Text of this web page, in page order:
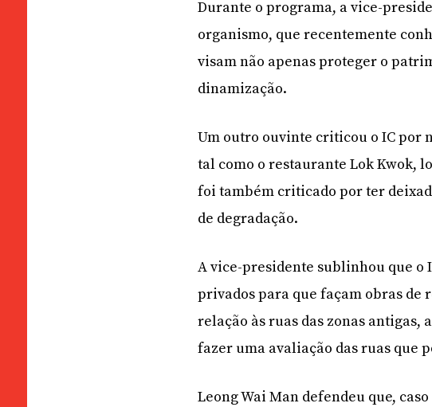
Durante o programa, a vice-
organismo, que recentemente
visam não apenas proteger o
dinamização.
Um outro ouvinte criticou o IC por
tal como o restaurante Lok Kwok,
foi também criticado por ter
de degradação.
A vice-presidente sublinhou que o
privados para que façam obras de
relação às ruas das zonas antigas,
fazer uma avaliação das ruas que
Leong Wai Man defendeu que,